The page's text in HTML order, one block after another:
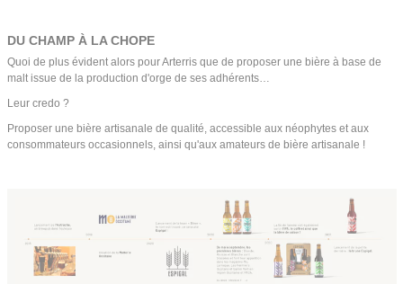
DU CHAMP À LA CHOPE
Quoi de plus évident alors pour Arterris que de proposer une bière à base de
malt issue de la production d'orge de ses adhérents…
Leur credo ?
Proposer une bière artisanale de qualité, accessible aux néophytes et aux
consommateurs occasionnels, ainsi qu'aux amateurs de bière artisanale !